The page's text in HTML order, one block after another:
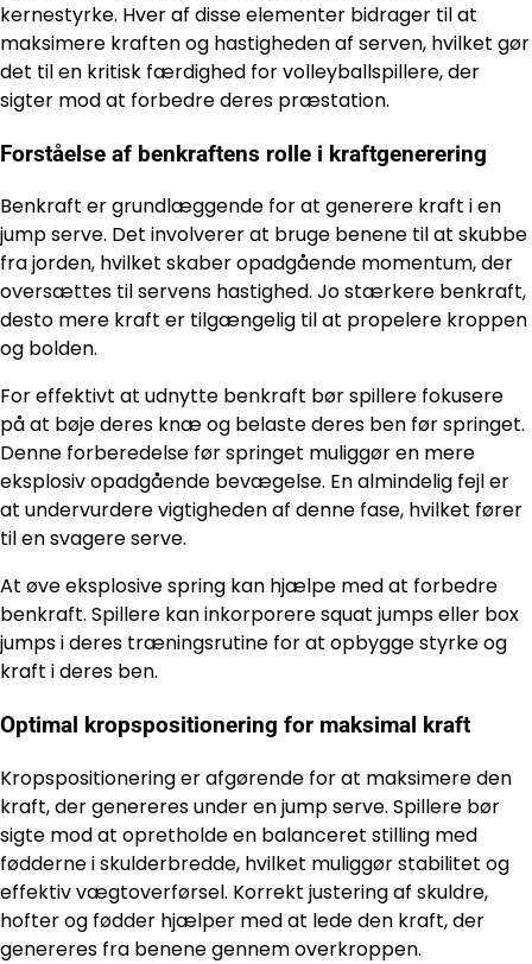
kernestyrke. Hver af disse elementer bidrager til at
maksimere kraften og hastigheden af serven, hvilket gør
det til en kritisk færdighed for volleyballspillere, der
sigter mod at forbedre deres præstation.
Forståelse af benkraftens rolle i kraftgenerering
Benkraft er grundlæggende for at generere kraft i en
jump serve. Det involverer at bruge benene til at skubbe
fra jorden, hvilket skaber opadgående momentum, der
oversættes til servens hastighed. Jo stærkere benkraft,
desto mere kraft er tilgængelig til at propelere kroppen
og bolden.
For effektivt at udnytte benkraft bør spillere fokusere
på at bøje deres knæ og belaste deres ben før springet.
Denne forberedelse før springet muliggør en mere
eksplosiv opadgående bevægelse. En almindelig fejl er
at undervurdere vigtigheden af denne fase, hvilket fører
til en svagere serve.
At øve eksplosive spring kan hjælpe med at forbedre
benkraft. Spillere kan inkorporere squat jumps eller box
jumps i deres træningsrutine for at opbygge styrke og
kraft i deres ben.
Optimal kropspositionering for maksimal kraft
Kropspositionering er afgørende for at maksimere den
kraft, der genereres under en jump serve. Spillere bør
sigte mod at opretholde en balanceret stilling med
fødderne i skulderbredde, hvilket muliggør stabilitet og
effektiv vægtoverførsel. Korrekt justering af skuldre,
hofter og fødder hjælper med at lede den kraft, der
genereres fra benene gennem overkroppen.